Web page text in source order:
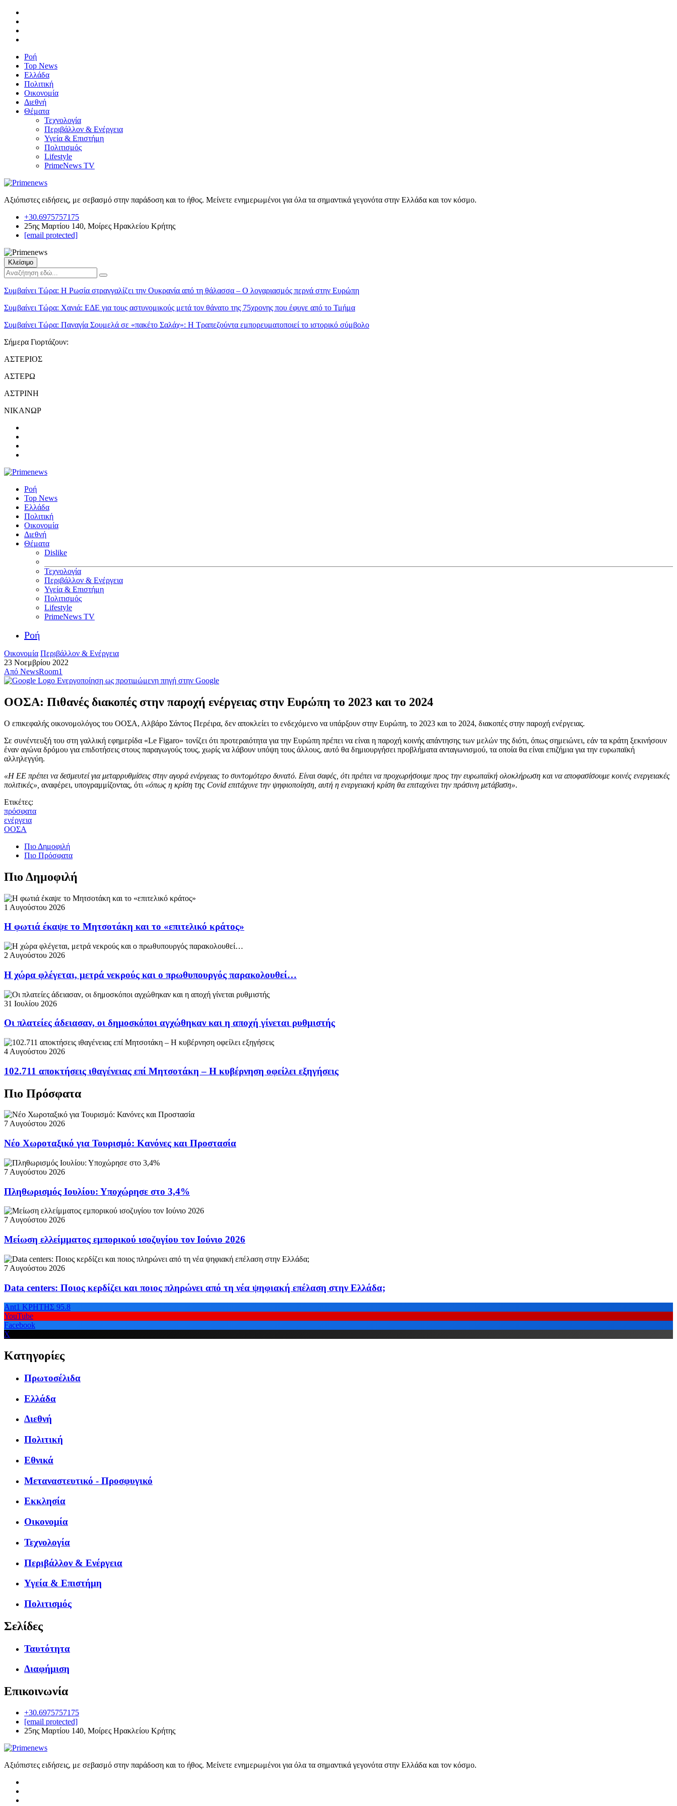
Ροή
Top News
Ελλάδα
Πολιτική
Οικονομία
Διεθνή
Θέματα
Τεχνολογία
Περιβάλλον & Ενέργεια
Υγεία & Επιστήμη
Πολιτισμός
Lifestyle
PrimeNews TV
Αξιόπιστες ειδήσεις, με σεβασμό στην παράδοση και το ήθος. Μείνετε ενημερωμένοι για όλα τα σημαντικά γεγονότα στην Ελλάδα και τον κόσμο.
+30.6975757175
25ης Μαρτίου 140, Μοίρες Ηρακλείου Κρήτης
[email protected]
Κλείσιμο
Συμβαίνει Τώρα: Η Ρωσία στραγγαλίζει την Ουκρανία από τη θάλασσα – Ο λογαριασμός περνά στην Ευρώπη
Συμβαίνει Τώρα: Χανιά: ΕΔΕ για τους αστυνομικούς μετά τον θάνατο της 75χρονης που έφυγε από το Τμήμα
Συμβαίνει Τώρα: Παναγία Σουμελά σε «πακέτο Σαλάχ»: Η Τραπεζούντα εμπορευματοποιεί το ιστορικό σύμβολο
Σήμερα Γιορτάζουν:
ΑΣΤΕΡΙΟΣ
ΑΣΤΕΡΩ
ΑΣΤΡΙΝΗ
ΝΙΚΑΝΩΡ
Ροή
Top News
Ελλάδα
Πολιτική
Οικονομία
Διεθνή
Θέματα
Dislike
Τεχνολογία
Περιβάλλον & Ενέργεια
Υγεία & Επιστήμη
Πολιτισμός
Lifestyle
PrimeNews TV
Ροή
Οικονομία Περιβάλλον & Ενέργεια
23 Νοεμβρίου 2022
Από NewsRoom1
Ενεργοποίηση ως προτιμώμενη πηγή στην Google
ΟΟΣΑ: Πιθανές διακοπές στην παροχή ενέργειας στην Ευρώπη το 2023 και το 2024
Ο επικεφαλής οικονομολόγος του ΟΟΣΑ, Αλβάρο Σάντος Περέιρα, δεν αποκλείει το ενδεχόμενο να υπάρξουν στην Ευρώπη, το 2023 και το 2024, διακοπές στην παροχή ενέργειας.
Σε συνέντευξή του στη γαλλική εφημερίδα «Le Figaro» τονίζει ότι προτεραιότητα για την Ευρώπη πρέπει να είναι η παροχή κοινής απάντησης των μελών της διότι, όπως σημειώνει, εάν τα κράτη ξεκινήσουν
έναν αγώνα δρόμου για επιδοτήσεις στους παραγωγούς τους, χωρίς να λάβουν υπόψη τους άλλους, αυτό θα δημιουργήσει προβλήματα ανταγωνισμού, τα οποία θα είναι επιζήμια για την ευρωπαϊκή
αλληλεγγύη.
«Η ΕΕ πρέπει να δεσμευτεί για μεταρρυθμίσεις στην αγορά ενέργειας το συντομότερο δυνατό. Είναι σαφές, ότι πρέπει να προχωρήσουμε προς την ευρωπαϊκή ολοκλήρωση και να αποφασίσουμε κοινές ενεργειακές
πολιτικές», αναφέρει, υπογραμμίζοντας, ότι «όπως η κρίση της Covid επιτάχυνε την ψηφιοποίηση, αυτή η ενεργειακή κρίση θα επιταχύνει την πράσινη μετάβαση».
Ετικέτες:
πρόσφατα
ενέργεια
ΟΟΣΑ
Πιο Δημοφιλή
Πιο Πρόσφατα
Πιο Δημοφιλή
1 Αυγούστου 2026
Η φωτιά έκαψε το Μητσοτάκη και το «επιτελικό κράτος»
2 Αυγούστου 2026
Η χώρα φλέγεται, μετρά νεκρούς και ο πρωθυπουργός παρακολουθεί…
31 Ιουλίου 2026
Οι πλατείες άδειασαν, οι δημοσκόποι αγχώθηκαν και η αποχή γίνεται ρυθμιστής
4 Αυγούστου 2026
102.711 αποκτήσεις ιθαγένειας επί Μητσοτάκη – Η κυβέρνηση οφείλει εξηγήσεις
Πιο Πρόσφατα
7 Αυγούστου 2026
Νέο Χωροταξικό για Τουρισμό: Κανόνες και Προστασία
7 Αυγούστου 2026
Πληθωρισμός Ιουλίου: Υποχώρησε στο 3,4%
7 Αυγούστου 2026
Μείωση ελλείμματος εμπορικού ισοζυγίου τον Ιούνιο 2026
7 Αυγούστου 2026
Data centers: Ποιος κερδίζει και ποιος πληρώνει από τη νέα ψηφιακή επέλαση στην Ελλάδα;
Ant1 ΚΡΗΤΗΣ 95.8
YouTube
Facebook
X
Κατηγορίες
Πρωτοσέλιδα
Ελλάδα
Διεθνή
Πολιτική
Εθνικά
Μεταναστευτικό - Προσφυγικό
Εκκλησία
Οικονομία
Τεχνολογία
Περιβάλλον & Ενέργεια
Υγεία & Επιστήμη
Πολιτισμός
Σελίδες
Ταυτότητα
Διαφήμιση
Επικοινωνία
+30.6975757175
[email protected]
25ης Μαρτίου 140, Μοίρες Ηρακλείου Κρήτης
Αξιόπιστες ειδήσεις, με σεβασμό στην παράδοση και το ήθος. Μείνετε ενημερωμένοι για όλα τα σημαντικά γεγονότα στην Ελλάδα και τον κόσμο.